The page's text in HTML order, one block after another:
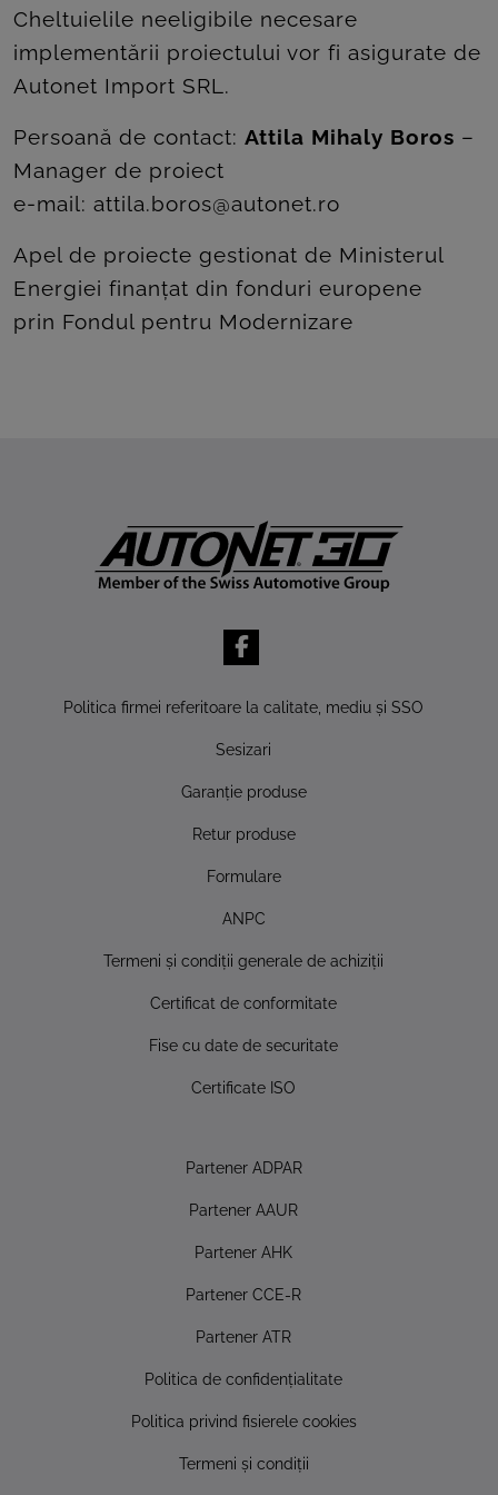
Cheltuielile neeligibile necesare
implementării proiectului vor fi asigurate de
Autonet Import SRL.
Persoană de contact: Attila Mihaly Boros –
Manager de proiect
e-mail: attila.boros@autonet.ro
Apel de proiecte gestionat de Ministerul
Energiei finanțat din fonduri europene
prin Fondul pentru Modernizare
Politica firmei referitoare la calitate, mediu şi SSO
Sesizari
Garanţie produse
Retur produse
Formulare
ANPC
Termeni şi condiţii generale de achiziţii
Certificat de conformitate
Fise cu date de securitate
Certificate ISO
Partener ADPAR
Partener AAUR
Partener AHK
Partener CCE-R
Partener ATR
Politica de confidențialitate
Politica privind fisierele cookies
Termeni și condiții